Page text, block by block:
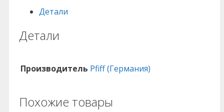
Детали
Детали
Производитель Pfiff (Германия)
Похожие товары